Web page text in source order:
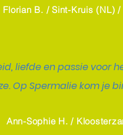
Florian B. / Sint-Kruis (NL) /
liefde en passie voor
Op Spermalie kom je
Ann-Sophie H. /